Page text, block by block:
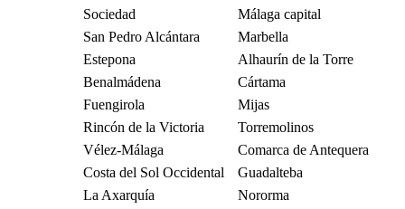
Sociedad
Málaga capital
San Pedro Alcántara
Marbella
Estepona
Alhaurín de la Torre
Benalmádena
Cártama
Fuengirola
Mijas
Rincón de la Victoria
Torremolinos
Vélez-Málaga
Comarca de Antequera
Costa del Sol Occidental
Guadalteba
La Axarquía
Nororma